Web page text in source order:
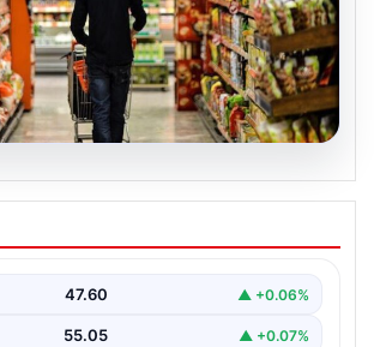
Rakamları Ne
Ekonomistlerin
Kurumu (TÜİK) tarafından açıklanacak
47.60 ▲ +0.06%
55.05 ▲ +0.07%